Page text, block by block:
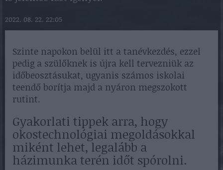
2022. 08. 22. 22:05
Szinte napokon belül itt a tanévkezdés, ezzel
pedig a szülőknek is újra kell tervezniük az
időbeosztásukat, ugyanis számos iskolai
teendő borítja majd a nyáron megszokott
rutint.
Gyakorlati tippek arra, hogy
okostechnológiai megoldásokkal
miként lehet, legalább a
házimunka terén időt spórolni.